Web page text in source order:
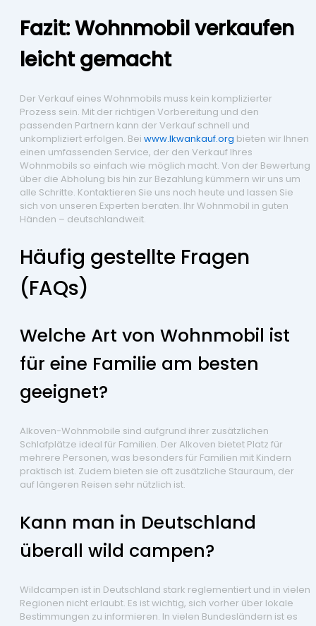
Fazit: Wohnmobil verkaufen
leicht gemacht
Der Verkauf eines Wohnmobils muss kein komplizierter
Prozess sein. Mit der richtigen Vorbereitung und den
passenden Partnern kann der Verkauf schnell und
unkompliziert erfolgen. Bei www.lkwankauf.org bieten wir Ihnen
einen umfassenden Service, der den Verkauf Ihres
Wohnmobils so einfach wie möglich macht. Von der Bewertung
über die Abholung bis hin zur Bezahlung kümmern wir uns um
alle Schritte. Kontaktieren Sie uns noch heute und lassen Sie
sich von unseren Experten beraten. Ihr Wohnmobil in guten
Händen – deutschlandweit.
Häufig gestellte Fragen
(FAQs)
Welche Art von Wohnmobil ist
für eine Familie am besten
geeignet?
Alkoven-Wohnmobile sind aufgrund ihrer zusätzlichen
Schlafplätze ideal für Familien. Der Alkoven bietet Platz für
mehrere Personen, was besonders für Familien mit Kindern
praktisch ist. Zudem bieten sie oft zusätzliche Stauraum, der
auf längeren Reisen sehr nützlich ist.
Kann man in Deutschland
überall wild campen?
Wildcampen ist in Deutschland stark reglementiert und in vielen
Regionen nicht erlaubt. Es ist wichtig, sich vorher über lokale
Bestimmungen zu informieren. In vielen Bundesländern ist es